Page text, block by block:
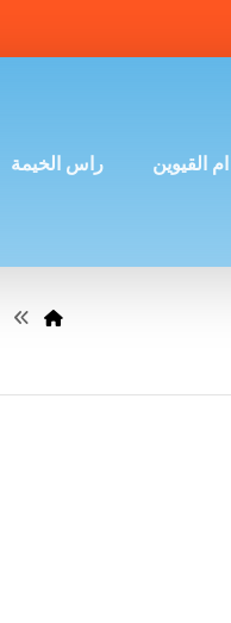
ام القيوين راس الخيمة